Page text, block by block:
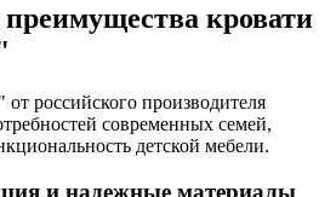
кровати
российского производителя
современных семей,
детской мебели.